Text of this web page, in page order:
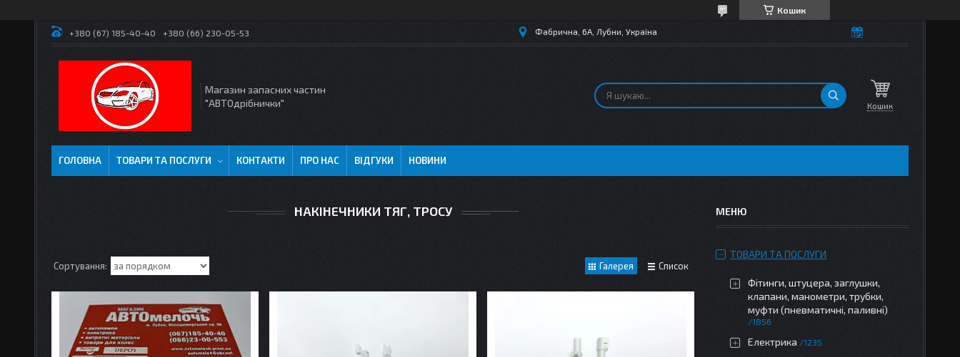
Кошик
+380 (67) 185-40-40 +380 (66) 230-05-53 Фабрична, 6А, Лубни, Україна
Магазин запасних частин
"АВТОдрібнички"
Кошик
ГОЛОВНА ТОВАРИ ТА ПОСЛУГИ КОНТАКТИ ПРО НАС ВІДГУКИ НОВИНИ
НАКІНЕЧНИКИ ТЯГ, ТРОСУ
Галерея Список
ТОВАРИ ТА ПОСЛУГИ
Фітинги, штуцера, заглушки,
клапани, манометри, трубки,
муфти (пневматичні, паливні)
1856
Електрика 1235